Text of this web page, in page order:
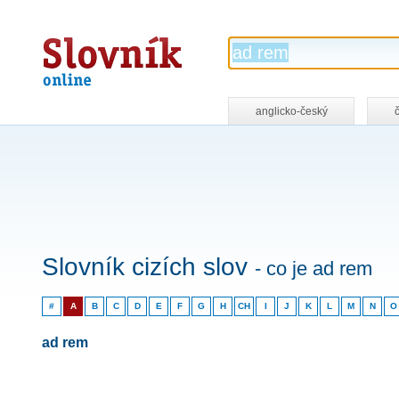
Slovník
online
anglicko-český
Slovník cizích slov - co je ad rem
# A B C D E F G H CH I J K L M N O
ad rem